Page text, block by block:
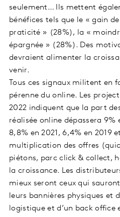
seulement… Ils mettent
bénéfices tels que le « gain
praticité » (28%), la «
épargnée » (28%). Des
devraient alimenter la
venir.
Tous ces signaux militent en
pérenne du online. Les
2022 indiquent que la part
réalisée online dépassera 9%
8,8% en 2021, 6,4% en 2019
multiplication des offres
piétons, parc click & collect,
la croissance. Les
mieux seront ceux qui
leurs bannières physiques et
logistique et d’un back office